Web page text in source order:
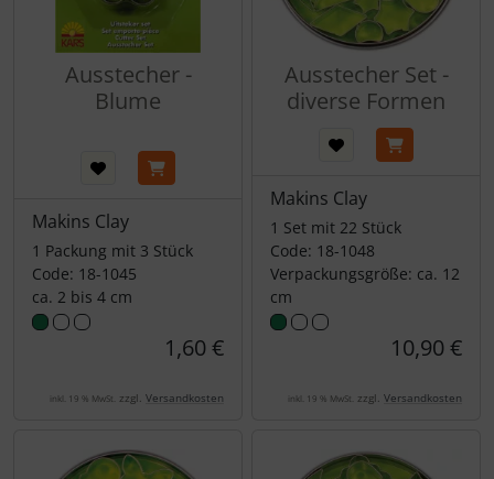
Ausstecher -
Blume
Makins Clay
1 Packung mit 3 Stück
Code: 18-1045
ca. 2 bis 4 cm
1,60 €
inkl. 19 % MwSt. zzgl. Versandkosten
Ausstecher Set -
diverse Formen
Makins Clay
1 Set mit 22 Stück
Code: 18-1048
Verpackungsgröße: ca. 12
cm
10,90 €
inkl. 19 % MwSt. zzgl. Versandkosten